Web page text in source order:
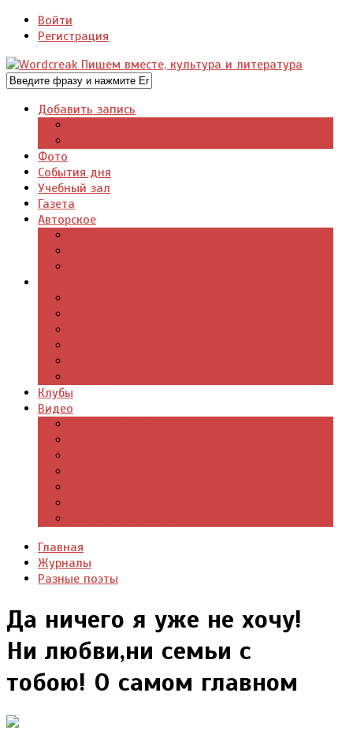
Войти
Регистрация
Добавить запись
Фото
События дня
Учебный зал
Газета
Авторское
Клубы
Видео
Главная
Журналы
Разные поэты
Да ничего я уже не хочу!
Ни любви,ни семьи с
тобою! О самом главном